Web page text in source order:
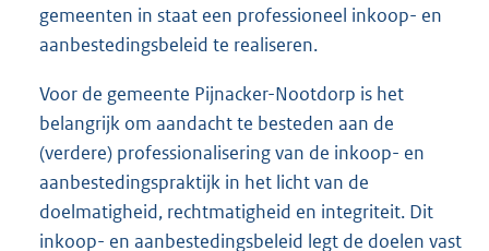
gemeenten in staat een professioneel inkoop- en
aanbestedingsbeleid te realiseren.
Voor de gemeente Pijnacker-Nootdorp is het
belangrijk om aandacht te besteden aan de
(verdere) professionalisering van de inkoop- en
aanbestedingspraktijk in het licht van de
doelmatigheid, rechtmatigheid en integriteit. Dit
inkoop- en aanbestedingsbeleid legt de doelen vast